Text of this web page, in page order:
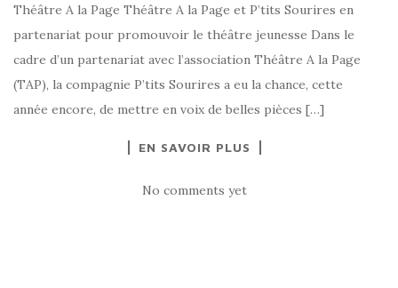
Théâtre A la Page Théâtre A la Page et P’tits Sourires en
partenariat pour promouvoir le théâtre jeunesse Dans le
cadre d’un partenariat avec l’association Théâtre A la Page
(TAP), la compagnie P’tits Sourires a eu la chance, cette
année encore, de mettre en voix de belles pièces […]
EN SAVOIR PLUS
No comments yet